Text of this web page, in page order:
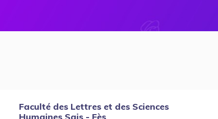
Faculté des Lettres et des Sciences